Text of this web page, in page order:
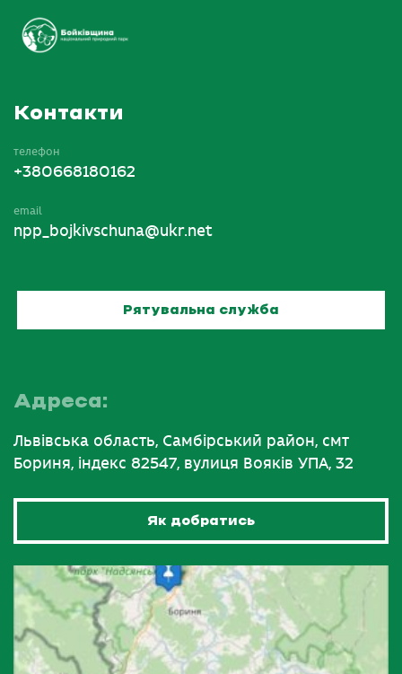
Контакти
телефон
+380668180162
email
npp_bojkivschuna@ukr.net
Рятувальна служба
Адреса:
Львівська область, Самбірський район, смт
Бориня, індекс 82547, вулиця Вояків УПА, 32
Як добратись